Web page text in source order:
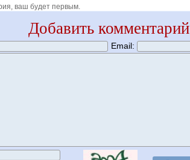
ваш будет первым.
Добавить комментарий
Email: